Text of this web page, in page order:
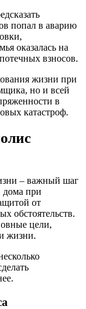
попал в аварию
оказалась на
взносов.
жизни при
но и всей
в
катастроф.
– важный шаг
дома при
от
обстоятельств.
цели,
жизни.